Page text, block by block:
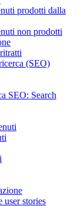
prodotti dalla
non prodotti
(SEO)
SEO: Search
user stories